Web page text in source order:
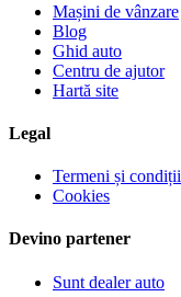
Mașini de vânzare
Blog
Ghid auto
Centru de ajutor
Hartă site
Legal
Termeni și condiții
Cookies
Devino partener
Sunt dealer auto